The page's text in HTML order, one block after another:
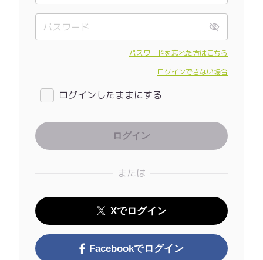
パスワードを忘れた方はこちら
ログインできない場合
ログインしたままにする
または
Xでログイン
Facebookでログイン